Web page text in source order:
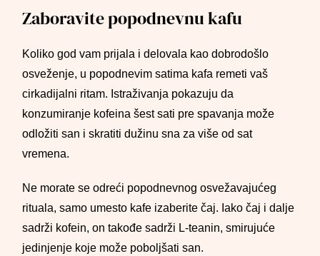
Zaboravite popodnevnu kafu
Koliko god vam prijala i delovala kao dobrodošlo
osveženje, u popodnevim satima kafa remeti vaš
cirkadijalni ritam. Istraživanja pokazuju da
konzumiranje kofeina šest sati pre spavanja može
odložiti san i skratiti dužinu sna za više od sat
vremena.
Ne morate se odreći popodnevnog osvežavajućeg
rituala, samo umesto kafe izaberite čaj. Iako čaj i dalje
sadrži kofein, on takođe sadrži L-teanin, smirujuće
jedinjenje koje može poboljšati san.